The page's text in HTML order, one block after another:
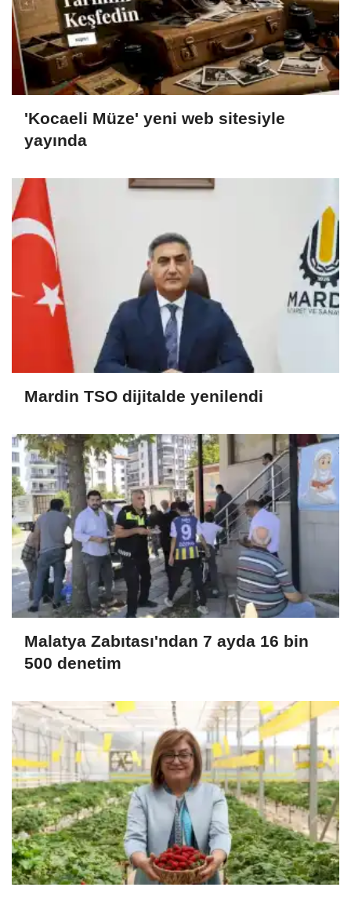
'Kocaeli Müze' yeni web sitesiyle
yayında
Mardin TSO dijitalde yenilendi
Malatya Zabıtası'ndan 7 ayda 16 bin
500 denetim